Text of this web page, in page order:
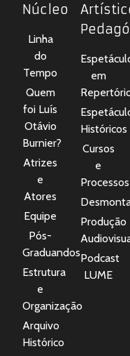
Núcleo
Linha
do
Tempo
Quem
foi Luís
Otávio
Burnier?
Atrizes
e
Atores
Equipe
Pós-
Graduandos
Estrutura
e
Organização
Arquivo
Histórico
em
Históricos
Cursos
e
Processos
Produção
Podcast
LUME